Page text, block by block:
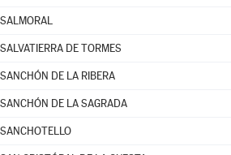
SALMORAL
SALVATIERRA DE TORMES
SANCHÓN DE LA RIBERA
SANCHÓN DE LA SAGRADA
SANCHOTELLO